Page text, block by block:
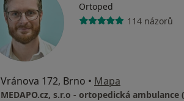
Ortoped
114 názorů
Vránova 172, Brno • Mapa